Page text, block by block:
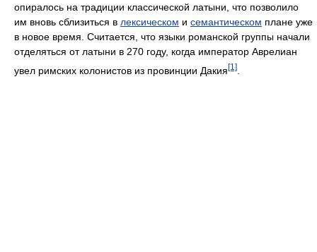
опиралось на традиции классической латыни, что позволило
им вновь сблизиться в лексическом и семантическом плане уже
в новое время. Считается, что языки романской группы начали
отделяться от латыни в 270 году, когда император Аврелиан
увел римских колонистов из провинции Дакия[1]